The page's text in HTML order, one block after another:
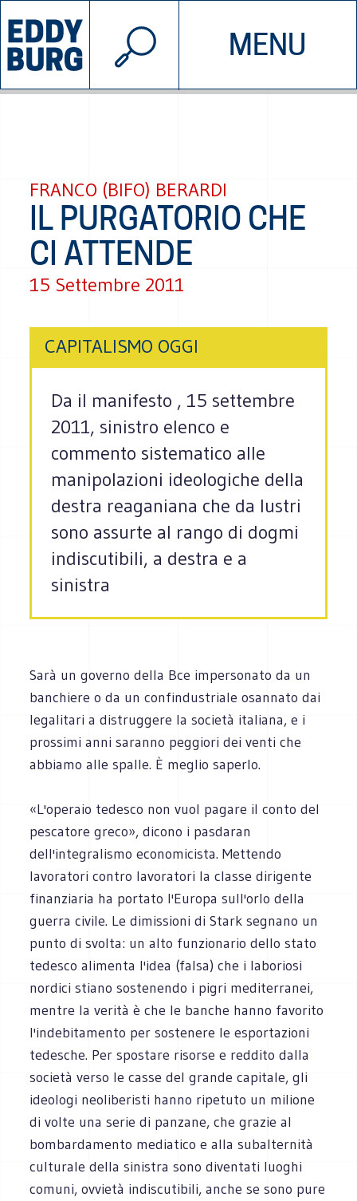
MENU
INIZIATIVE CHI SIAMO
© 2026 EDDYBURG
FRANCO (BIFO) BERARDI
IL PURGATORIO CHE
CI ATTENDE
15 Settembre 2011
CAPITALISMO OGGI
Da il manifesto , 15 settembre
2011, sinistro elenco e
commento sistematico alle
manipolazioni ideologiche della
destra reaganiana che da lustri
sono assurte al rango di dogmi
indiscutibili, a destra e a
sinistra
Sarà un governo della Bce impersonato da un
banchiere o da un confindustriale osannato dai
legalitari a distruggere la società italiana, e i
prossimi anni saranno peggiori dei venti che
abbiamo alle spalle. È meglio saperlo.
«L'operaio tedesco non vuol pagare il conto del
pescatore greco», dicono i pasdaran
dell'integralismo economicista. Mettendo
lavoratori contro lavoratori la classe dirigente
finanziaria ha portato l'Europa sull'orlo della
guerra civile. Le dimissioni di Stark segnano un
punto di svolta: un alto funzionario dello stato
tedesco alimenta l'idea (falsa) che i laboriosi
nordici stiano sostenendo i pigri mediterranei,
mentre la verità è che le banche hanno favorito
l'indebitamento per sostenere le esportazioni
tedesche. Per spostare risorse e reddito dalla
società verso le casse del grande capitale, gli
ideologi neoliberisti hanno ripetuto un milione
di volte una serie di panzane, che grazie al
bombardamento mediatico e alla subalternità
culturale della sinistra sono diventati luoghi
comuni, ovvietà indiscutibili, anche se sono pure